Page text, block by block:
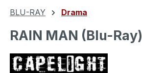
BLU-RAY Drama
RAIN MAN (Blu-Ray)